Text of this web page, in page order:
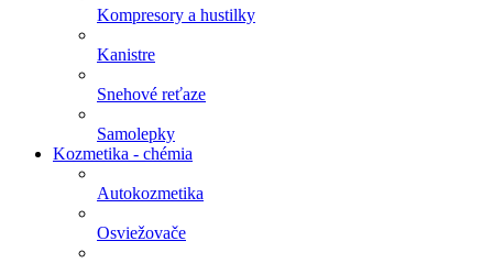
Kompresory a hustilky
Kanistre
Snehové reťaze
Samolepky
Kozmetika - chémia
Autokozmetika
Osviežovače